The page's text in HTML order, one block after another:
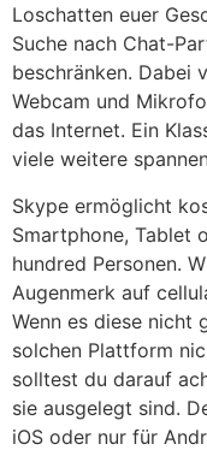
Loschatten euer
Suche nach Chat-
beschränken. Dabei
Webcam und
das Internet. Ein
viele weitere
Skype ermöglicht
Smartphone, Tablet
hundred Personen.
Augenmerk auf
Wenn es diese nicht
solchen Plattform
solltest du darauf
sie ausgelegt sind.
iOS oder nur für